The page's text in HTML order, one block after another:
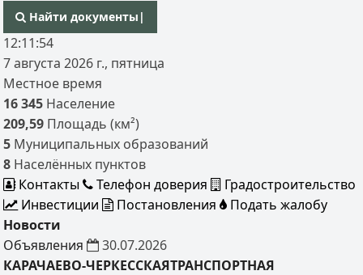
Найти документы |
12:11:55
7 августа 2026 г., пятница
Местное время
16 345 Население
209,59 Площадь (км²)
5 Муниципальных образований
8 Населённых пунктов
Контакты
Телефон доверия
Градостроительство
Инвестиции
Постановления
Подать жалобу
Новости
Объявления
30.07.2026
КАРАЧАЕВО-ЧЕРКЕССКАЯТРАНСПОРТНАЯ